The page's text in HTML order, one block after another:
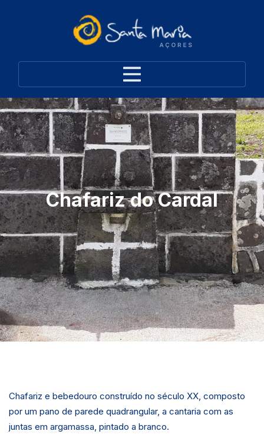
Chafariz do Cardal
Chafariz e bebedouro construído no século XX, composto
por um pano de parede quadrangular, a cantaria com as
juntas em argamassa, pintado a branco.